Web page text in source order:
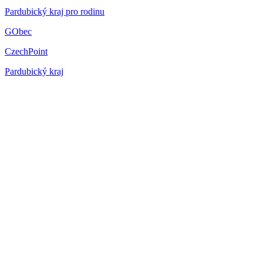
Pardubický kraj pro rodinu
GObec
CzechPoint
Pardubický kraj